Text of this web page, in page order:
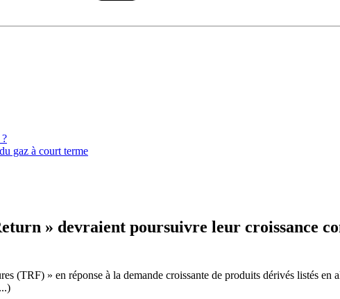
gaz à court terme
» devraient poursuivre leur croissance
(TRF) » en réponse à la demande croissante de produits dérivés listés